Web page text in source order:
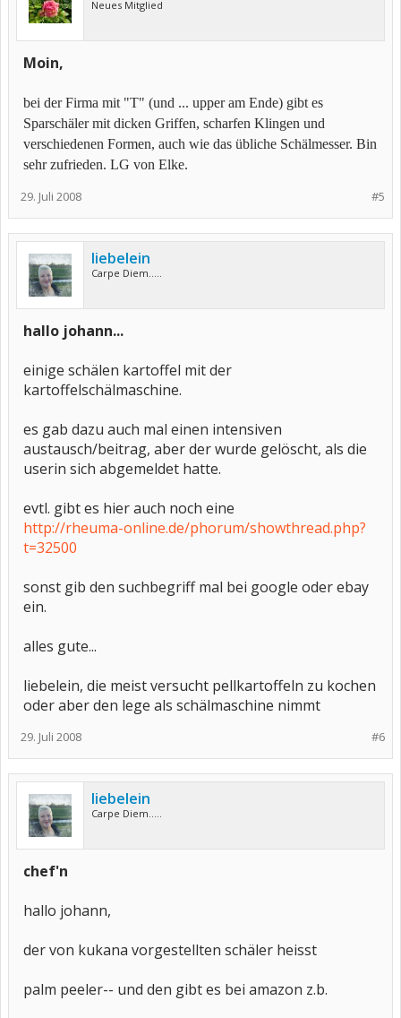
Neues Mitglied
Moin,
bei der Firma mit "T" (und ... upper am Ende) gibt es
Sparschäler mit dicken Griffen, scharfen Klingen und
verschiedenen Formen, auch wie das übliche Schälmesser. Bin
sehr zufrieden. LG von Elke.
#5
29. Juli 2008
liebelein
Carpe Diem.....
hallo johann...
einige schälen kartoffel mit der
kartoffelschälmaschine.
es gab dazu auch mal einen intensiven
austausch/beitrag, aber der wurde gelöscht, als die
userin sich abgemeldet hatte.
evtl. gibt es hier auch noch eine
http://rheuma-online.de/phorum/showthread.php?
t=32500
sonst gib den suchbegriff mal bei google oder ebay
ein.
alles gute...
liebelein, die meist versucht pellkartoffeln zu kochen
oder aber den lege als schälmaschine nimmt
#6
29. Juli 2008
liebelein
Carpe Diem.....
chef'n
hallo johann,
der von kukana vorgestellten schäler heisst
palm peeler-- und den gibt es bei amazon z.b.